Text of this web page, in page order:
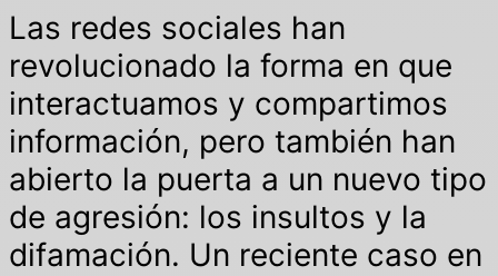
Las redes sociales han
revolucionado la forma en que
interactuamos y compartimos
información, pero también han
abierto la puerta a un nuevo tipo
de agresión: los insultos y la
difamación. Un reciente caso en